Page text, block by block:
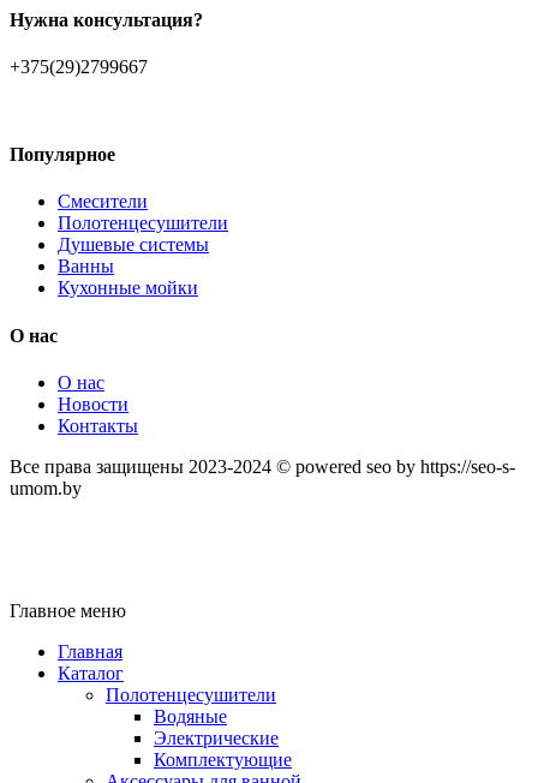
Нужна консультация?
+375(29)2799667
Популярное
Смесители
Полотенцесушители
Душевые системы
Ванны
Кухонные мойки
О нас
О нас
Новости
Контакты
Все права защищены 2023-2024 © powered seo by https://seo-s-
umom.by
Главное меню
Главная
Каталог
Полотенцесушители
Водяные
Электрические
Комплектующие